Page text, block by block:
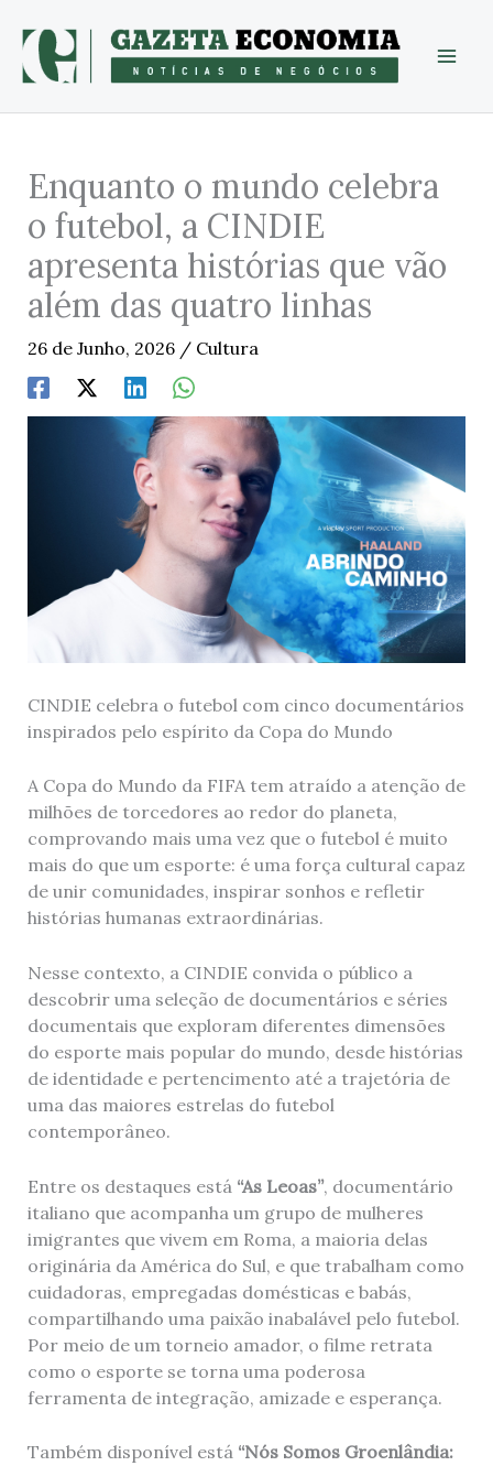
content
Enquanto o mundo celebra
o futebol, a CINDIE
apresenta histórias que vão
além das quatro linhas
26 de Junho, 2026 / Cultura
CINDIE celebra o futebol com cinco documentários
inspirados pelo espírito da Copa do Mundo
A Copa do Mundo da FIFA tem atraído a atenção de
milhões de torcedores ao redor do planeta,
comprovando mais uma vez que o futebol é muito
mais do que um esporte: é uma força cultural capaz
de unir comunidades, inspirar sonhos e refletir
histórias humanas extraordinárias.
Nesse contexto, a CINDIE convida o público a
descobrir uma seleção de documentários e séries
documentais que exploram diferentes dimensões
do esporte mais popular do mundo, desde histórias
de identidade e pertencimento até a trajetória de
uma das maiores estrelas do futebol
contemporâneo.
Entre os destaques está “As Leoas”, documentário
italiano que acompanha um grupo de mulheres
imigrantes que vivem em Roma, a maioria delas
originária da América do Sul, e que trabalham como
cuidadoras, empregadas domésticas e babás,
compartilhando uma paixão inabalável pelo futebol.
Por meio de um torneio amador, o filme retrata
como o esporte se torna uma poderosa
ferramenta de integração, amizade e esperança.
Também disponível está “Nós Somos Groenlândia: